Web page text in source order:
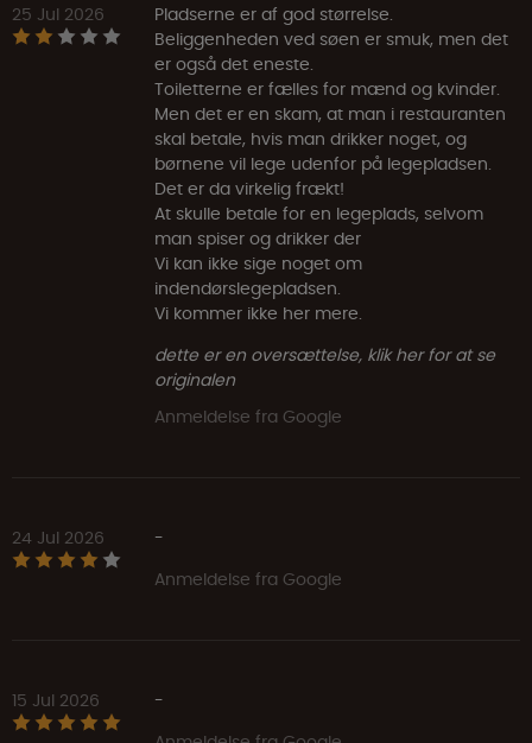
25 Jul 2026
Pladserne er af god størrelse.
Beliggenheden ved søen er smuk, men det
er også det eneste.
Toiletterne er fælles for mænd og kvinder.
Men det er en skam, at man i restauranten
skal betale, hvis man drikker noget, og
børnene vil lege udenfor på legepladsen.
Det er da virkelig frækt!
At skulle betale for en legeplads, selvom
man spiser og drikker der
Vi kan ikke sige noget om
indendørslegepladsen.
Vi kommer ikke her mere.
dette er en oversættelse, klik her for at se
originalen
Anmeldelse fra Google
24 Jul 2026
-
Anmeldelse fra Google
15 Jul 2026
-